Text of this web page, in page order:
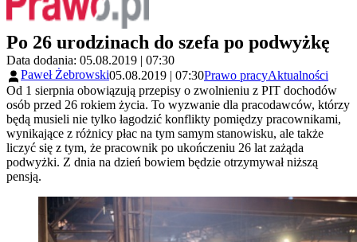
Po 26 urodzinach do szefa po podwyżkę
Data dodania: 05.08.2019 | 07:30
Paweł Żebrowski05.08.2019 | 07:30Prawo pracyAktualności
Od 1 sierpnia obowiązują przepisy o zwolnieniu z PIT dochodów
osób przed 26 rokiem życia. To wyzwanie dla pracodawców, którzy
będą musieli nie tylko łagodzić konflikty pomiędzy pracownikami,
wynikające z różnicy płac na tym samym stanowisku, ale także
liczyć się z tym, że pracownik po ukończeniu 26 lat zażąda
podwyżki. Z dnia na dzień bowiem będzie otrzymywał niższą
pensją.